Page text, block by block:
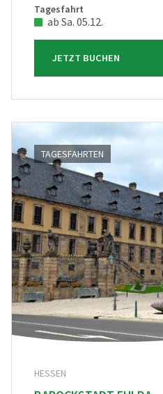
Tagesfahrt
ab Sa. 05.12.
JETZT BUCHEN
TAGESFAHRTEN
HESSEN